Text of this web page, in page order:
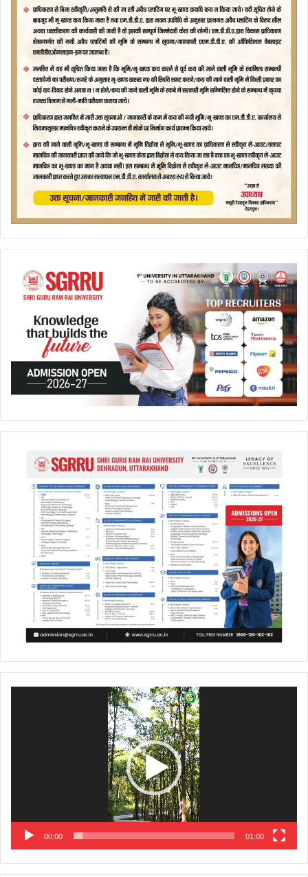
00:00 01:00